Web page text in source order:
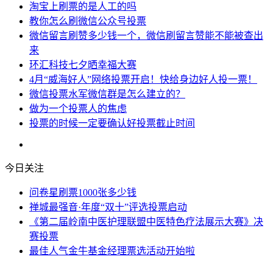
淘宝上刷票的是人工的吗
教你怎么刷微信公众号投票
微信留言刷赞多少钱一个，微信刷留言赞能不能被查出
来
环汇科技七夕晒幸福大赛
4月“威海好人”网络投票开启！快给身边好人投一票！
微信投票水军微信群是怎么建立的？
做为一个投票人的焦虑
投票的时候一定要确认好投票截止时间
今日关注
问卷星刷票1000张多少钱
禅城最强音·年度“双十”评选投票启动
《第二届岭南中医护理联盟中医特色疗法展示大赛》决
赛投票
最佳人气金牛基金经理票选活动开始啦